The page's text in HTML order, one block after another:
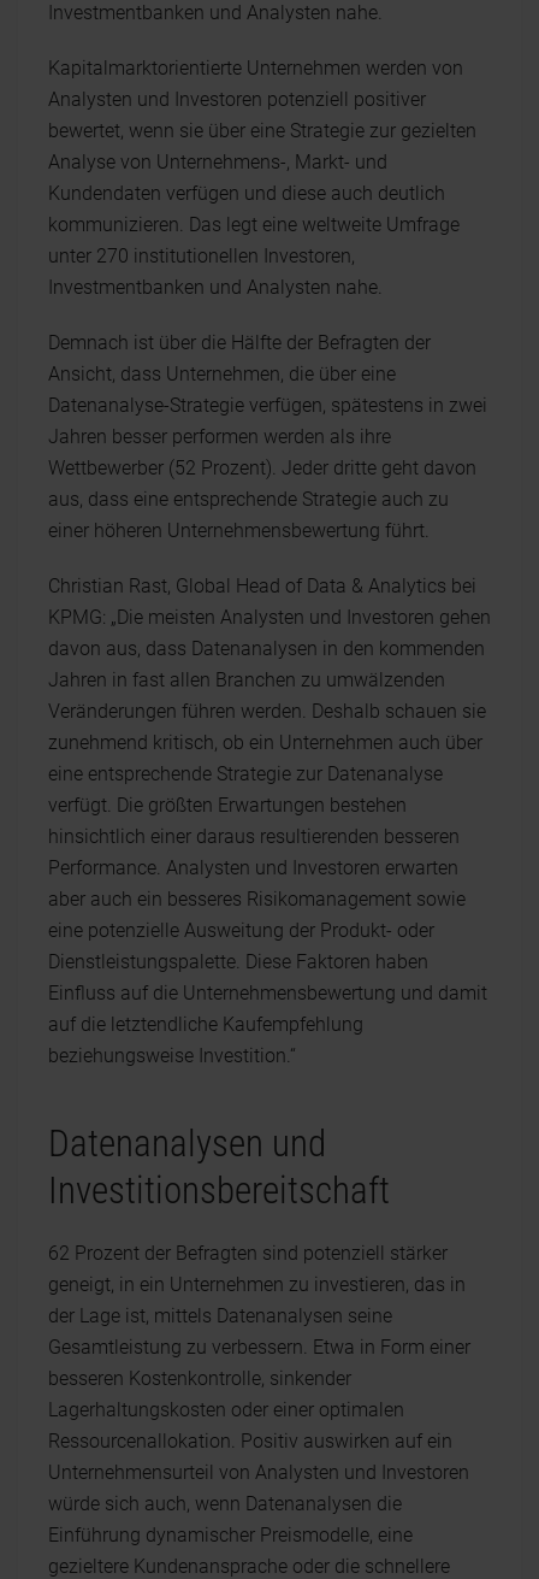
Investmentbanken und Analysten nahe.
Kapitalmarktorientierte Unternehmen werden von
Analysten und Investoren potenziell positiver
bewertet, wenn sie über eine Strategie zur gezielten
Analyse von Unternehmens-, Markt- und
Kundendaten verfügen und diese auch deutlich
kommunizieren. Das legt eine weltweite Umfrage
unter 270 institutionellen Investoren,
Investmentbanken und Analysten nahe.
Demnach ist über die Hälfte der Befragten der
Ansicht, dass Unternehmen, die über eine
Datenanalyse-Strategie verfügen, spätestens in zwei
Jahren besser performen werden als ihre
Wettbewerber (52 Prozent). Jeder dritte geht davon
aus, dass eine entsprechende Strategie auch zu
einer höheren Unternehmensbewertung führt.
Christian Rast, Global Head of Data & Analytics bei
KPMG: „Die meisten Analysten und Investoren gehen
davon aus, dass Datenanalysen in den kommenden
Jahren in fast allen Branchen zu umwälzenden
Veränderungen führen werden. Deshalb schauen sie
zunehmend kritisch, ob ein Unternehmen auch über
eine entsprechende Strategie zur Datenanalyse
verfügt. Die größten Erwartungen bestehen
hinsichtlich einer daraus resultierenden besseren
Performance. Analysten und Investoren erwarten
aber auch ein besseres Risikomanagement sowie
eine potenzielle Ausweitung der Produkt- oder
Dienstleistungspalette. Diese Faktoren haben
Einfluss auf die Unternehmensbewertung und damit
auf die letztendliche Kaufempfehlung
beziehungsweise Investition.“
Datenanalysen und
Investitionsbereitschaft
62 Prozent der Befragten sind potenziell stärker
geneigt, in ein Unternehmen zu investieren, das in
der Lage ist, mittels Datenanalysen seine
Gesamtleistung zu verbessern. Etwa in Form einer
besseren Kostenkontrolle, sinkender
Lagerhaltungskosten oder einer optimalen
Ressourcenallokation. Positiv auswirken auf ein
Unternehmensurteil von Analysten und Investoren
würde sich auch, wenn Datenanalysen die
Einführung dynamischer Preismodelle, eine
gezieltere Kundenansprache oder die schnellere